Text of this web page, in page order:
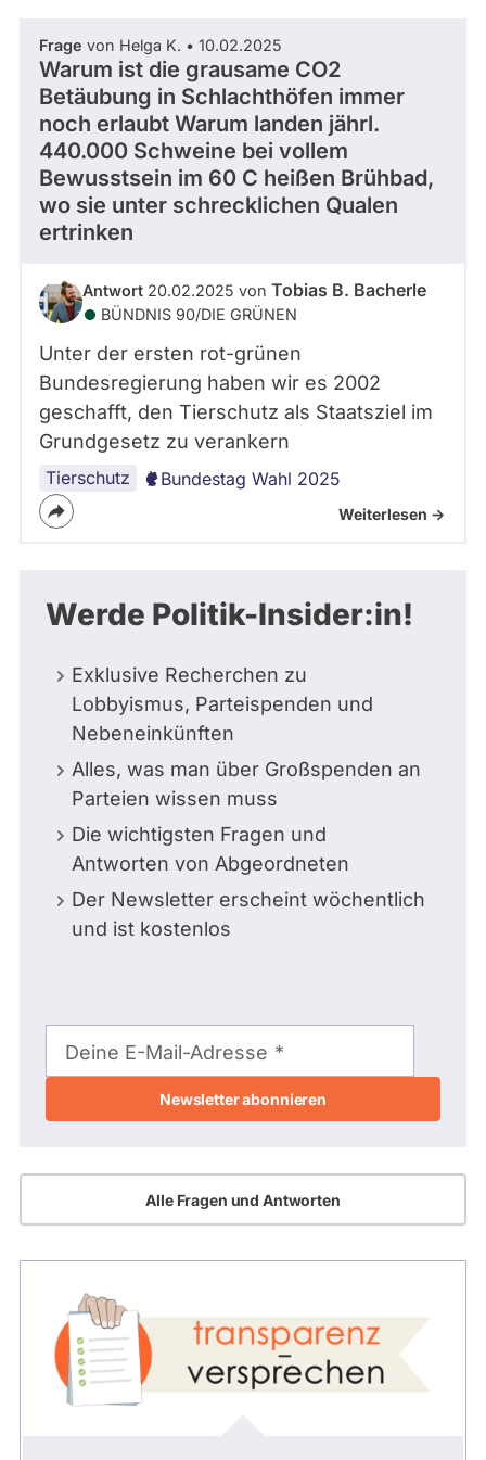
Frage von Helga K. • 10.02.2025
Warum ist die grausame CO2
Betäubung in Schlachthöfen immer
noch erlaubt Warum landen jährl.
440.000 Schweine bei vollem
Bewusstsein im 60 C heißen Brühbad,
wo sie unter schrecklichen Qualen
ertrinken
Antwort 20.02.2025 von Tobias B. Bacherle
BÜNDNIS 90/­DIE GRÜNEN
Unter der ersten rot-grünen
Bundesregierung haben wir es 2002
geschafft, den Tierschutz als Staatsziel im
Grundgesetz zu verankern
Tierschutz Bundestag Wahl 2025
Weiterlesen ->
Werde Politik-Insider:in!
Exklusive Recherchen zu
Lobbyismus, Parteispenden und
Nebeneinkünften
Alles, was man über Großspenden an
Parteien wissen muss
Die wichtigsten Fragen und
Antworten von Abgeordneten
Der Newsletter erscheint wöchentlich
und ist kostenlos
Mail-
Adresse
Deine E-Mail-Adresse
Alle Fragen und Antworten